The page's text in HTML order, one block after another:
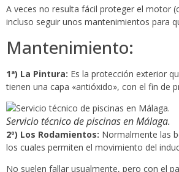
A veces no resulta fácil proteger el motor
incluso seguir unos mantenimientos para
Mantenimiento:
1ª) La Pintura: Es la protección exterior
tienen una capa «antióxido», con el fin de
Servicio técnico de piscinas en Málaga.
2º) Los Rodamientos: Normalmente las
los cuales permiten el movimiento del
No suelen fallar usualmente, pero con el